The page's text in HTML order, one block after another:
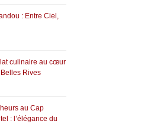
: Entre Ciel,
culinaire au cœur
Rives
au Cap
: l’élégance du